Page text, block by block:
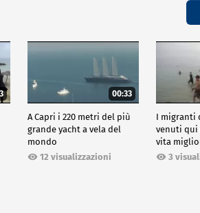
00:33
A Capri i 220 metri del più
grande yacht a vela del
mondo
12 visualizzazioni
I migranti
venuti qui
vita
3